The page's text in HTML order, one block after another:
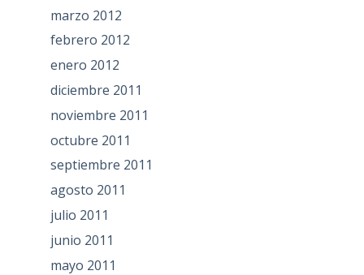
marzo 2012
febrero 2012
enero 2012
diciembre 2011
noviembre 2011
octubre 2011
septiembre 2011
agosto 2011
julio 2011
junio 2011
mayo 2011